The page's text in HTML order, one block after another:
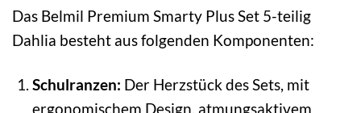
Das Belmil Premium Smarty Plus Set 5-teilig
Dahlia besteht aus folgenden Komponenten:
Schulranzen: Der Herzstück des Sets, mit
ergonomischem Design, atmungsaktivem